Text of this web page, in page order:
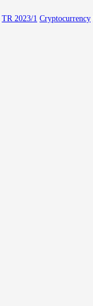
TR 2023/1 Cryptocurrency